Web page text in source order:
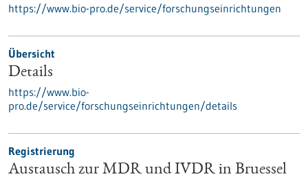
https://www.bio-pro.de/service/forschungseinrichtungen
Übersicht
Details
https://www.bio-
pro.de/service/forschungseinrichtungen/details
Registrierung
Austausch zur MDR und IVDR in Bruessel